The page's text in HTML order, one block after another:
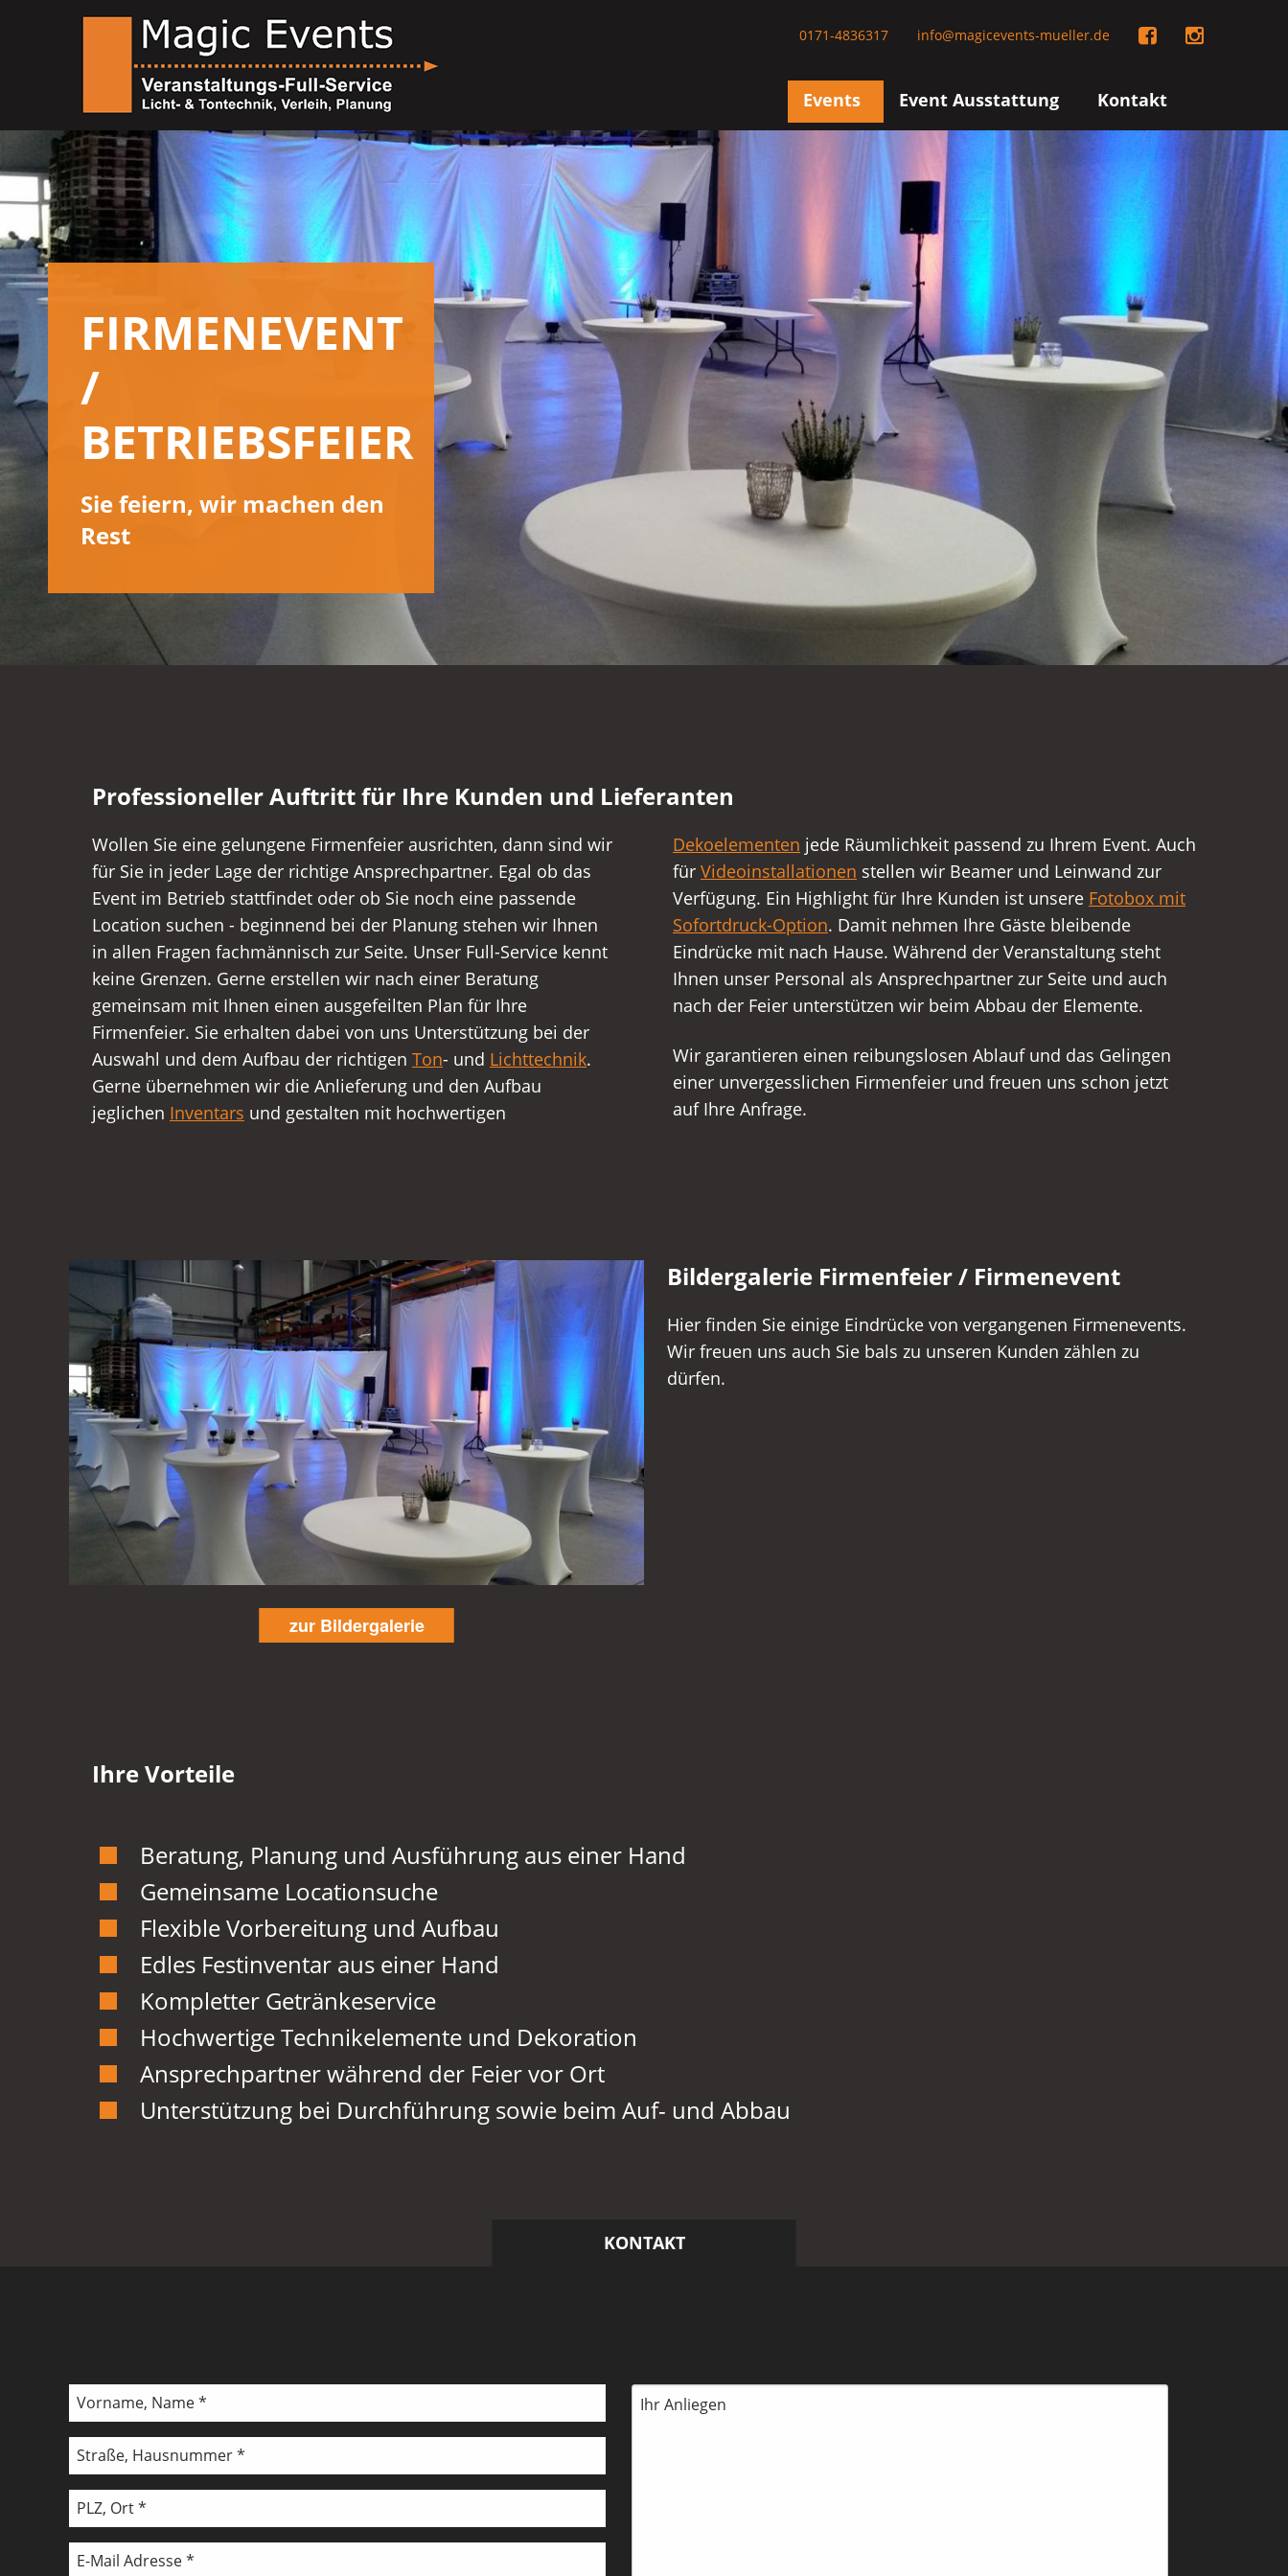
0171-4836317 info@magicevents-mueller.de
Events Event Ausstattung Kontakt
FIRMENEVENT
/
BETRIEBSFEIER
Sie feiern, wir machen den
Rest
Professioneller Auftritt für Ihre Kunden und Lieferanten
Wollen Sie eine gelungene Firmenfeier ausrichten, dann sind wir
für Sie in jeder Lage der richtige Ansprechpartner. Egal ob das
Event im Betrieb stattfindet oder ob Sie noch eine passende
Location suchen - beginnend bei der Planung stehen wir Ihnen
in allen Fragen fachmännisch zur Seite. Unser Full-Service kennt
keine Grenzen. Gerne erstellen wir nach einer Beratung
gemeinsam mit Ihnen einen ausgefeilten Plan für Ihre
Firmenfeier. Sie erhalten dabei von uns Unterstützung bei der
Auswahl und dem Aufbau der richtigen Ton- und Lichttechnik.
Gerne übernehmen wir die Anlieferung und den Aufbau
jeglichen Inventars und gestalten mit hochwertigen
Dekoelementen jede Räumlichkeit passend zu Ihrem Event. Auch
für Videoinstallationen stellen wir Beamer und Leinwand zur
Verfügung. Ein Highlight für Ihre Kunden ist unsere Fotobox mit
Sofortdruck-Option. Damit nehmen Ihre Gäste bleibende
Eindrücke mit nach Hause. Während der Veranstaltung steht
Ihnen unser Personal als Ansprechpartner zur Seite und auch
nach der Feier unterstützen wir beim Abbau der Elemente.
Wir garantieren einen reibungslosen Ablauf und das Gelingen
einer unvergesslichen Firmenfeier und freuen uns schon jetzt
auf Ihre Anfrage.
Bildergalerie Firmenfeier / Firmenevent
Hier finden Sie einige Eindrücke von vergangenen Firmenevents.
Wir freuen uns auch Sie bals zu unseren Kunden zählen zu
dürfen.
zur Bildergalerie
Ihre Vorteile
Beratung, Planung und Ausführung aus einer Hand
Gemeinsame Locationsuche
Flexible Vorbereitung und Aufbau
Edles Festinventar aus einer Hand
Kompletter Getränkeservice
Hochwertige Technikelemente und Dekoration
Ansprechpartner während der Feier vor Ort
Unterstützung bei Durchführung sowie beim Auf- und Abbau
KONTAKT